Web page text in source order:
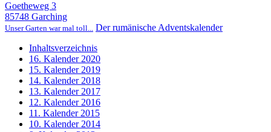
Goetheweg 3
85748 Garching
Unser Garten war mal toll... Der rumänische Adventskalender
Inhaltsverzeichnis
16. Kalender 2020
15. Kalender 2019
14. Kalender 2018
13. Kalender 2017
12. Kalender 2016
11. Kalender 2015
10. Kalender 2014